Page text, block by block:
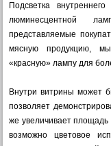
Подсветка
люминесцентной
представляемые
мясную продукцию,
«красную» лампу для
Внутри витрины может
позволяет
же увеличивает
возможно цветовое